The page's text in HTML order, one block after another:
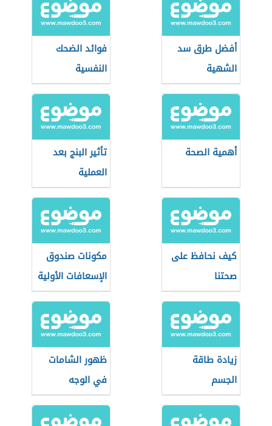
أفضل طرق سد
الشهية
فوائد الضحك
النفسية
أهمية الصحة
تأثير البنج بعد
العملية
كيف نحافظ على
صحتنا
مكونات صندوق
الإسعافات الأولية
زيادة طاقة
الجسم
ظهور الشامات
في الوجه